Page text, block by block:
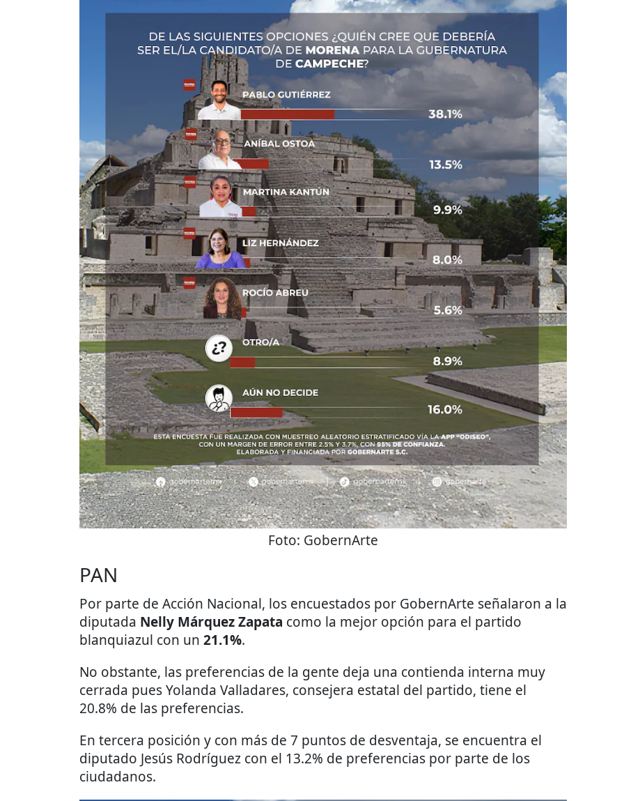
Foto: GobernArte
PAN
Por parte de Acción Nacional, los encuestados por GobernArte señalaron a la
diputada Nelly Márquez Zapata como la mejor opción para el partido
blanquiazul con un 21.1%.
No obstante, las preferencias de la gente deja una contienda interna muy
cerrada pues Yolanda Valladares, consejera estatal del partido, tiene el
20.8% de las preferencias.
En tercera posición y con más de 7 puntos de desventaja, se encuentra el
diputado Jesús Rodríguez con el 13.2% de preferencias por parte de los
ciudadanos.